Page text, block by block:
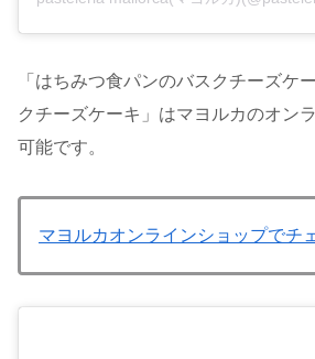
「はちみつ食パンのバスクチーズケ
クチーズケーキ」はマヨルカのオン
可能です。
マヨルカオンラインショップでチ